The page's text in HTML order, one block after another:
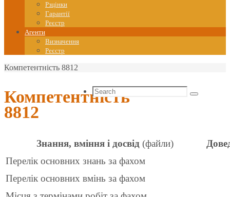
Рзцінки
Гарантії
Реєстр
Агенти
Визначення
Реєстр
Home
Компетентність 8812
Компетентність
8812
Знання, вміння і досвід (файли)
Перелік основних знань за фахом
Перелік основних вмінь за фахом
Search
for:
Search